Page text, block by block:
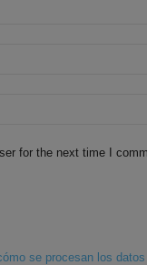
for the next time I
se procesan los